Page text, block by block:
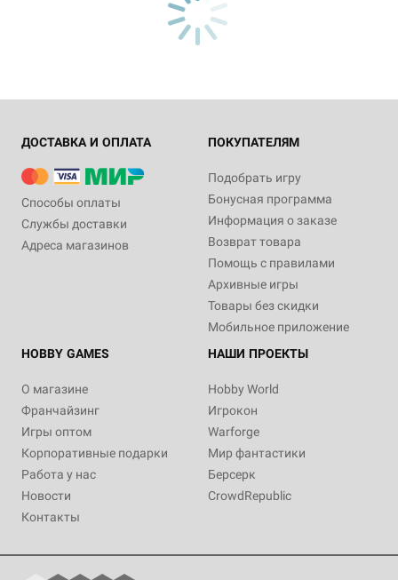
ДОСТАВКА И ОПЛАТА
Способы оплаты
Службы доставки
Адреса магазинов
ПОКУПАТЕЛЯМ
Подобрать игру
Бонусная программа
Информация о заказе
Возврат товара
Помощь с правилами
Архивные игры
Товары без скидки
Мобильное приложение
HOBBY GAMES
О магазине
Франчайзинг
Игры оптом
Корпоративные подарки
Работа у нас
Новости
Контакты
НАШИ ПРОЕКТЫ
Hobby World
Игрокон
Warforge
Мир фантастики
Берсерк
CrowdRepublic